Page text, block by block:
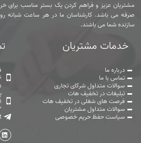
مشتریان عزیز و فراهم کردن یک بستر مناسب برای
صرفه می باشد. کارشناسان ما در هر ساعت شبانه
سازنده شما می باشند.
خدمات مشتریان
درباره ما
تماس با ما
سوالات متداول شرکای تجاری
تبلیغات در تخفیف هات
فرصت های شغلی در تخفیف هات
سوالات متداول مشتریان
سیاست حفظ حریم خصوصی